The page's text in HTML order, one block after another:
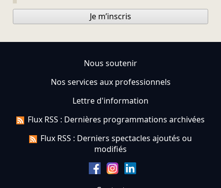
Je m’inscris
Nous soutenir
Nos services aux professionnels
Lettre d'information
Flux RSS : Dernières programmations archivées
Flux RSS : Derniers spectacles ajoutés ou
modifiés